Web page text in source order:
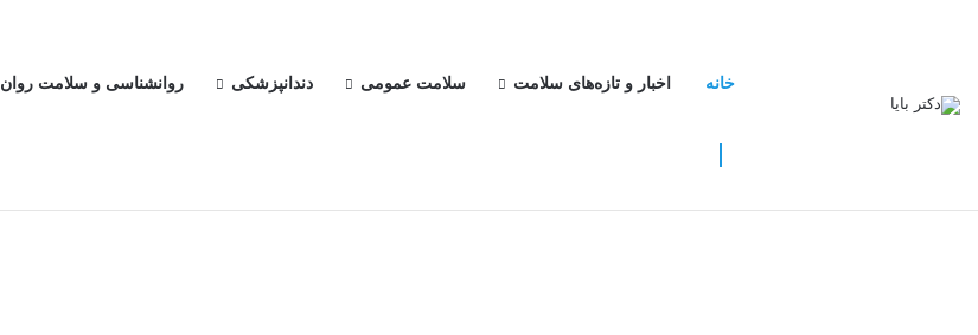
خانه اخبار و تازه‌های سلامت سلامت عمومی دندانپزشکی روانشناسی و سلامت روان